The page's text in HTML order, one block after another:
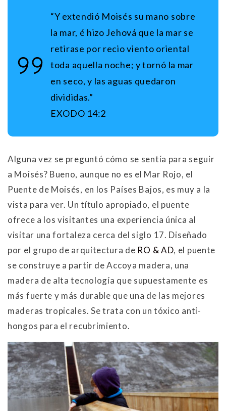
“Y extendió Moisés su mano sobre
la mar, é hizo Jehová que la mar se
retirase por recio viento oriental
toda aquella noche; y tornó la mar
en seco, y las aguas quedaron
divididas.”
EXODO 14:2
Alguna vez se preguntó cómo se sentía para seguir
a Moisés? Bueno, aunque no es el Mar Rojo, el
Puente de Moisés, en los Países Bajos, es muy a la
vista para ver. Un título apropiado, el puente
ofrece a los visitantes una experiencia única al
visitar una fortaleza cerca del siglo 17. Diseñado
por el grupo de arquitectura de RO & AD, el puente
se construye a partir de Accoya madera, una
madera de alta tecnología que supuestamente es
más fuerte y más durable que una de las mejores
maderas tropicales. Se trata con un tóxico anti-
hongos para el recubrimiento.